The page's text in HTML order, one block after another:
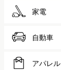
家電
自動車
アパレル